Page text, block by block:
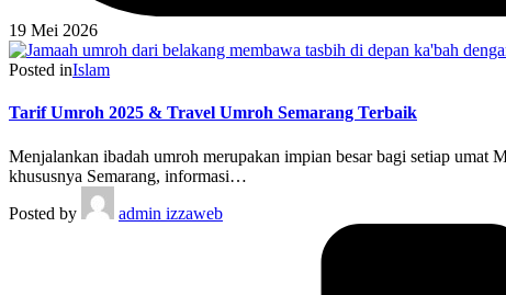
19 Mei 2026
Posted inIslam
Tarif Umroh 2025 & Travel Umroh Semarang Terbaik
Menjalankan ibadah umroh merupakan impian besar bagi setiap umat
khususnya Semarang, informasi…
Posted by
admin izzaweb